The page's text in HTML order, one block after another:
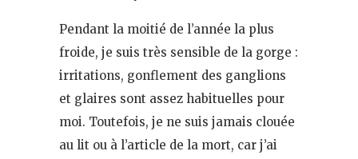
Pendant la moitié de l’année la plus
froide, je suis très sensible de la gorge :
irritations, gonflement des ganglions
et glaires sont assez habituelles pour
moi. Toutefois, je ne suis jamais clouée
au lit ou à l’article de la mort, car j’ai